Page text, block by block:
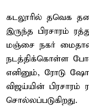
கடலூரில் தவெக
இருந்த பிரசாரம்
மஞ்சை நகர்
நடத்திக்கொள்ள
எனினும், ரோடு
விஜய்யின் பிரசாரம்
சொல்லப்படுகிறது.